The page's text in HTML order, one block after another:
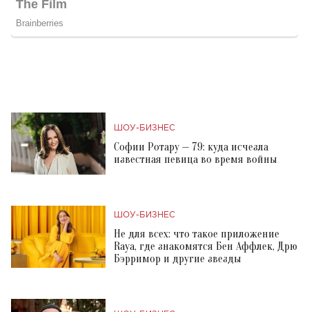
ШОУ-БИЗНЕС
Софии Ротару — 79: куда исчезла
известная певица во время войны
ШОУ-БИЗНЕС
Не для всех: что такое приложение
Raya, где знакомятся Бен Аффлек, Дрю
Бэрримор и другие звезды